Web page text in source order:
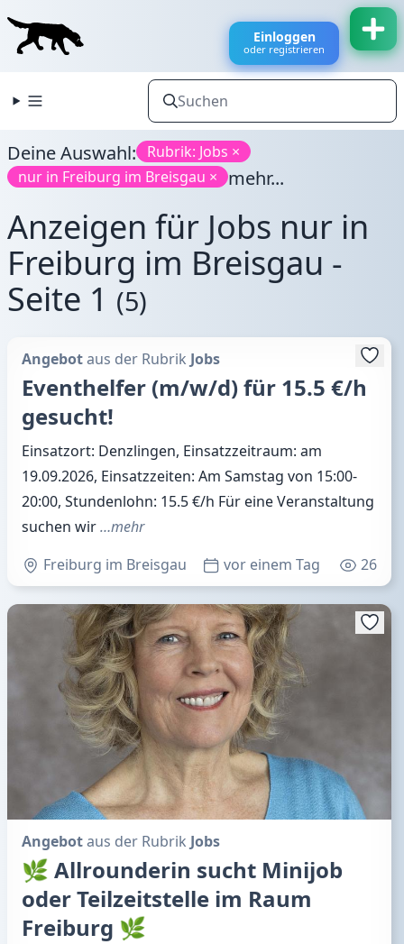
Einloggen
oder registrieren
Deine Auswahl:
Rubrik: Jobs ×
nur in Freiburg im Breisgau ×
mehr...
Anzeigen für Jobs nur in
Freiburg im Breisgau -
Seite 1 (5)
Angebotaus der Rubrik Jobs
Eventhelfer (m/w/d) für 15.5 €/h
gesucht!
Einsatzort: Denzlingen, Einsatzzeitraum: am
19.09.2026, Einsatzzeiten: Am Samstag von 15:00-
20:00, Stundenlohn: 15.5 €/h Für eine Veranstaltung
suchen wir…mehr
Freiburg im Breisgau
vor einem Tag 26
Angebotaus der Rubrik Jobs
🌿 Allrounderin sucht Minijob
oder Teilzeitstelle im Raum
Freiburg 🌿